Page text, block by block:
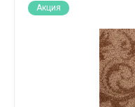
Акция